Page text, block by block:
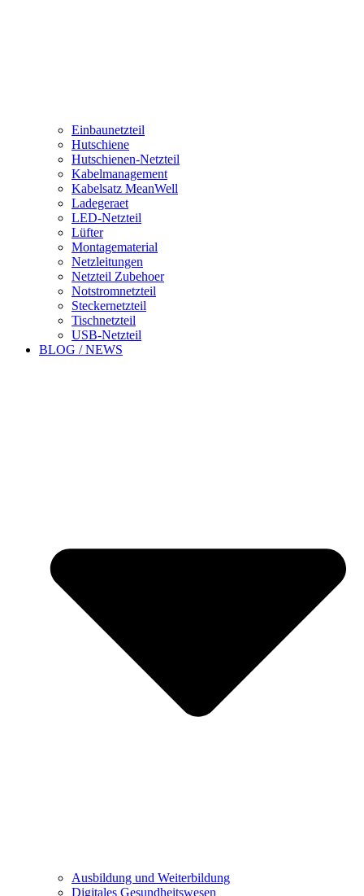
Einbaunetzteil
Hutschiene
Hutschienen-Netzteil
Kabelmanagement
Kabelsatz MeanWell
Ladegeraet
LED-Netzteil
Lüfter
Montagematerial
Netzleitungen
Netzteil Zubehoer
Notstromnetzteil
Steckernetzteil
Tischnetzteil
USB-Netzteil
BLOG / NEWS
Ausbildung und Weiterbildung
Digitales Gesundheitswesen